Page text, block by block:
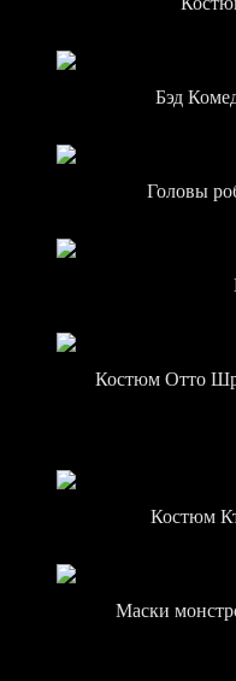
Бэд
Головы
Костюм Отто
Костюм
Маски